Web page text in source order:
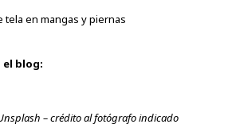
tela en mangas y piernas
blog:
– crédito al fotógrafo indicado